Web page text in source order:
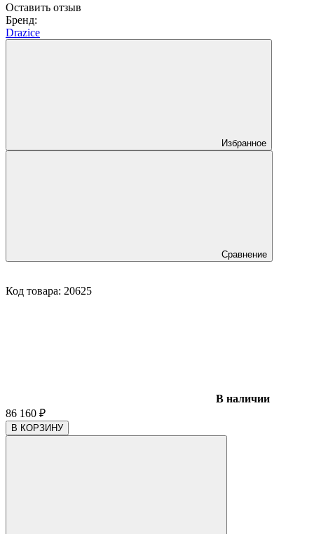
Оставить отзыв
Бренд:
Drazice
Избранное
Сравнение
Код товара: 20625
В наличии
86 160 ₽
В КОРЗИНУ